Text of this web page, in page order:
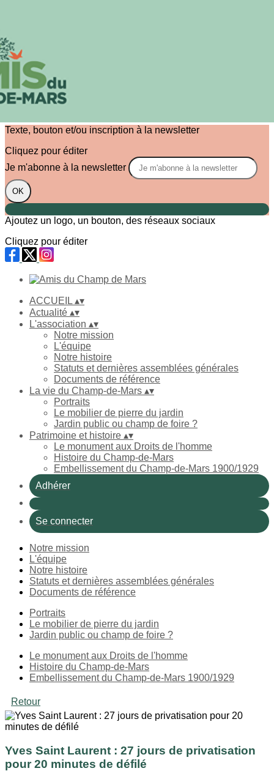
Menu
Images de la page d'accueil
Texte, bouton et/ou inscription à la newsletter
Cliquez pour éditer
Je m'abonne à la newsletter
OK
Ajoutez un logo, un bouton, des réseaux sociaux
Cliquez pour éditer
ACCUEIL ▴▾
Actualité ▴▾
L'association ▴▾
Notre mission
L'équipe
Notre histoire
Statuts et dernières assemblées générales
Documents de référence
La vie du Champ-de-Mars ▴▾
Portraits
Le mobilier de pierre du jardin
Jardin public ou champ de foire ?
Patrimoine et histoire ▴▾
Le monument aux Droits de l'homme
Histoire du Champ-de-Mars
Embellissement du Champ-de-Mars 1900/1929
Adhérer
Se connecter
Notre mission
L'équipe
Notre histoire
Statuts et dernières assemblées générales
Documents de référence
Portraits
Le mobilier de pierre du jardin
Jardin public ou champ de foire ?
Le monument aux Droits de l'homme
Histoire du Champ-de-Mars
Embellissement du Champ-de-Mars 1900/1929
Retour
Yves Saint Laurent : 27 jours de privatisation
pour 20 minutes de défilé